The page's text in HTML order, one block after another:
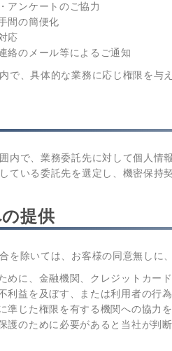
アンケートのご協力
間の簡便化
応
絡のメール等によるご通知
で、具体的な業務に応じ権限を与
内で、業務委託先に対して個人
ている委託先を選定し、機密保持
提供
を除いては、お客様の同意無しに
めに、金融機関、クレジットカ
利益を及ぼす、または利用者の行
準じた権限を有する機関への協力
護のために必要があると当社が判